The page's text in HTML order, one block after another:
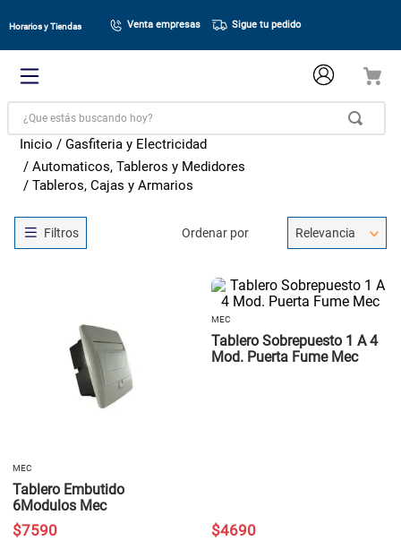
Horarios y Tiendas Venta empresas Sigue tu pedido
¿Que estás buscando hoy?
Gasfiteria y Electricidad
Automaticos, Tableros y Medidores
Tableros, Cajas y Armarios
Ordenar por Relevancia
MEC
Tablero Embutido
6Modulos Mec
$7590
MEC
Tablero Sobrepuesto 1 A 4
Mod. Puerta Fume Mec
$4690